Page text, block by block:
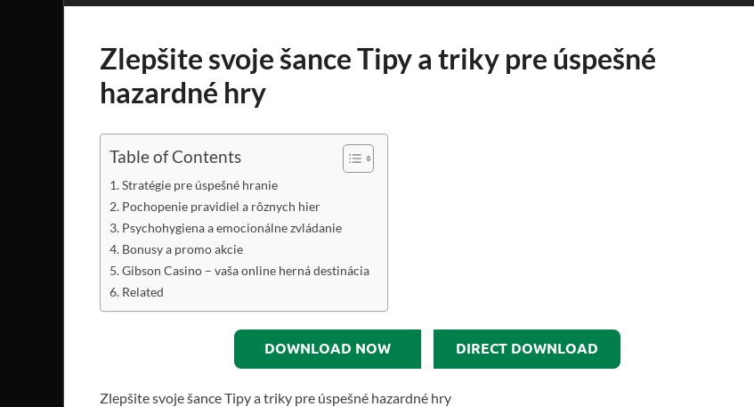
Zlepšite svoje šance Tipy a triky pre úspešné
hazardné hry
Table of Contents
Stratégie pre úspešné hranie
Pochopenie pravidiel a rôznych hier
Psychohygiena a emocionálne zvládanie
Bonusy a promo akcie
Gibson Casino – vaša online herná destinácia
Related
DOWNLOAD NOW DIRECT DOWNLOAD
Zlepšite svoje šance Tipy a triky pre úspešné hazardné hry